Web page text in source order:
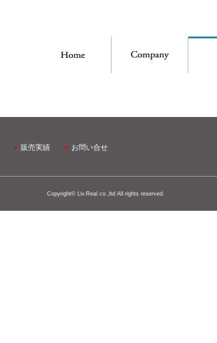
販売実績 お問い合せ
Copyright© Liv.Real co.,ltd All rights reserved.